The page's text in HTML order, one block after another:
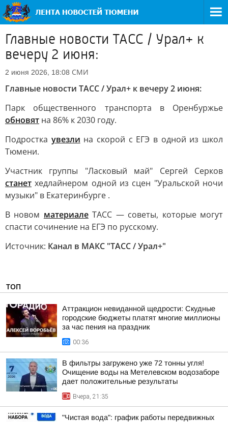
Главные новости ТАСС / Урал+ к
вечеру 2 июня:
2 июня 2026, 18:08 СМИ
Главные новости ТАСС / Урал+ к вечеру 2 июня:
Парк общественного транспорта в Оренбуржье
обновят на 86% к 2030 году.
Подростка увезли на скорой с ЕГЭ в одной из школ
Тюмени.
Участник группы "Ласковый май" Сергей Серков
станет хедлайнером одной из сцен "Уральской ночи
музыки" в Екатеринбурге .
В новом материалеТАСС — советы, которые могут
спасти сочинение на ЕГЭ по русскому.
Источник: Канал в МАКС "ТАСС / Урал+"
ТОП
Аттракцион невиданной щедрости: Скудные
городские бюджеты платят многие миллионы
за час пения на праздник
00:36
В фильтры загружено уже 72 тонны угля!
Очищение воды на Метелевском водозаборе
дает положительные результаты
Вчера, 21:35
"Чистая вода": график работы передвижных